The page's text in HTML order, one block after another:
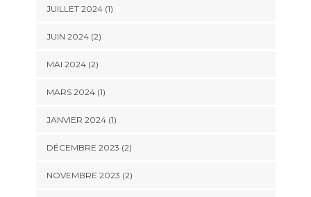
JUILLET 2024(1)
JUIN 2024(2)
MAI 2024(2)
MARS 2024(1)
JANVIER 2024(1)
DÉCEMBRE 2023 (2)
NOVEMBRE 2023 (2)